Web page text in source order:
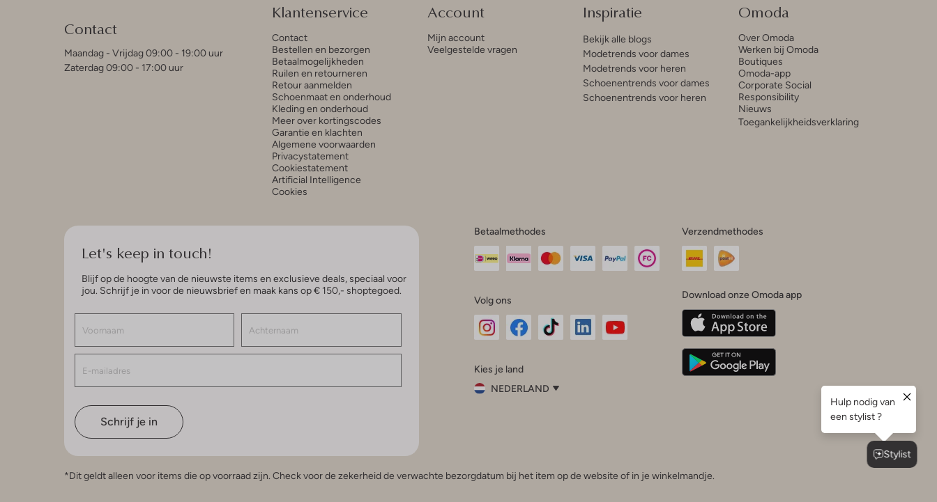
Contact
Maandag - Vrijdag 09:00 - 19:00 uur
Zaterdag 09:00 - 17:00 uur
Klantenservice
Contact
Bestellen en bezorgen
Betaalmogelijkheden
Ruilen en retourneren
Retour aanmelden
Schoenmaat en onderhoud
Kleding en onderhoud
Meer over kortingscodes
Garantie en klachten
Algemene voorwaarden
Privacystatement
Cookiestatement
Artificial Intelligence
Cookies
Account
Mijn account
Veelgestelde vragen
Inspiratie
Bekijk alle blogs
Modetrends voor dames
Modetrends voor heren
Schoenentrends voor dames
Schoenentrends voor heren
Omoda
Over Omoda
Werken bij Omoda
Boutiques
Omoda-app
Corporate Social
Responsibility
Nieuws
Toegankelijkheidsverklaring
Let's keep in touch!
Blijf op de hoogte van de nieuwste items en exclusieve deals, speciaal voor
jou. Schrijf je in voor de nieuwsbrief en maak kans op € 150,- shoptegoed.
Schrijf je in
Betaalmethodes
Volg ons
InstagramFacebook
Kies je land
NEDERLAND
België (Nederlands)
Verzendmethodes
Download onze Omoda app
*Dit geldt alleen voor items die op voorraad zijn. Check voor de zekerheid de verwachte bezorgdatum bij het item op de website of in je winkelmandje.